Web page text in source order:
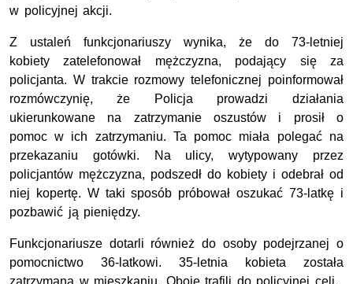
w policyjnej akcji.
Z ustaleń funkcjonariuszy wynika, że do 73-letniej
kobiety zatelefonował mężczyzna, podający się za
policjanta. W trakcie rozmowy telefonicznej poinformował
rozmówczynię, że Policja prowadzi działania
ukierunkowane na zatrzymanie oszustów i prosił o
pomoc w ich zatrzymaniu. Ta pomoc miała polegać na
przekazaniu gotówki. Na ulicy, wytypowany przez
policjantów mężczyzna, podszedł do kobiety i odebrał od
niej kopertę. W taki sposób próbował oszukać 73-latkę i
pozbawić ją pieniędzy.
Funkcjonariusze dotarli również do osoby podejrzanej o
pomocnictwo 36-latkowi. 35-letnia kobieta została